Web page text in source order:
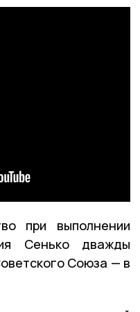
при выполнении
Сенько дважды
Союза — в